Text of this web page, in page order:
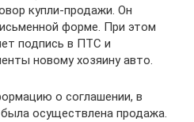
купли-продажи. Он
форме. При этом
подпись в ПТС и
новому хозяину авто.
о соглашении, в
осуществлена продажа.